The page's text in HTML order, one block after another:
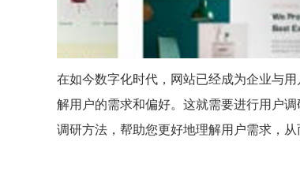
在如今数字化时代，网站已经成为企业与
解用户的需求和偏好。这就需要进行用户
调研方法，帮助您更好地理解用户需求，